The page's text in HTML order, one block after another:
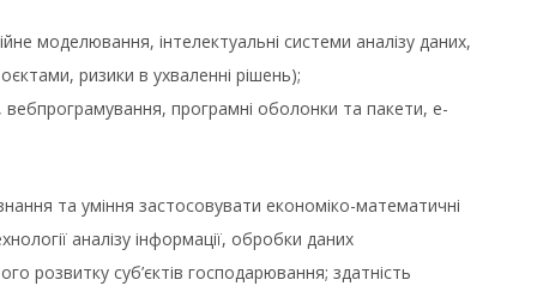
моделювання, інтелектуальні системи аналізу даних,
ризики в ухваленні рішень);
вебпрограмування, програмні оболонки та пакети, е-
та уміння застосовувати економіко-математичні
аналізу інформації, обробки даних
розвитку суб’єктів господарювання; здатність